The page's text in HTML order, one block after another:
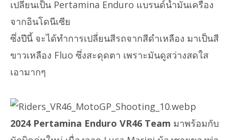
เปลี่ยนเป็น Pertamina Enduro แบรนด์น้ำมันเครื่อง
จากอินโดนีเซีย
ซึ่งปีนี้ จะได้ทำการเปลี่ยนสีรถจากสีดำเหลือง มาเป็นสี
ขาวเหลือง Fluo ซึ่งสะดุดตา เพราะมันดูสว่างสดใส
เอามากๆ
2024 Pertamina Enduro VR46 Team มาพร้อมกับ